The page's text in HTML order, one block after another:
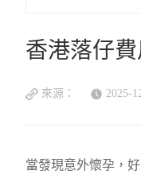
香港落仔
來源： 2025-
當發現意外懷孕，